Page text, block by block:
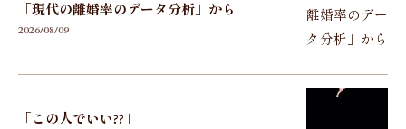
「現代の離婚率のデータ分析」から
2026/08/09
「この人でいい??」